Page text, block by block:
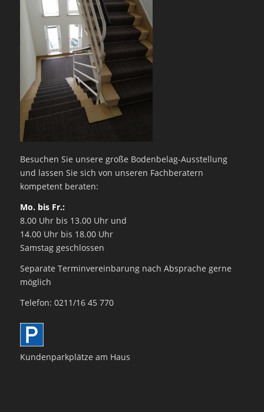
Besuchen Sie unsere große Bodenbelag-Ausstellung
und lassen Sie sich von unseren Fachberatern
kompetent beraten:
Mo. bis Fr.:
8.00 Uhr bis 13.00 Uhr und
14.00 Uhr bis 18.00 Uhr
Samstag geschlossen
Separate Terminvereinbarung nach Absprache gerne
möglich
Telefon: 0211/16 45 770
Kundenparkplätze am Haus